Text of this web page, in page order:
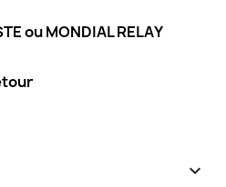
ou MONDIAL RELAY
